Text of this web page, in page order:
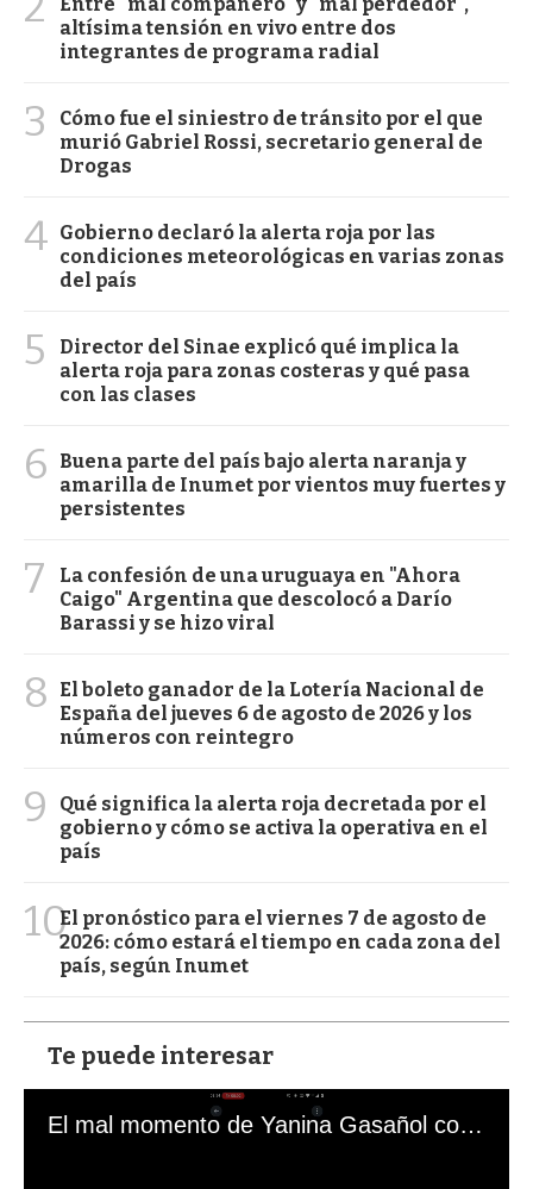
altísima tensión en vivo entre dos
integrantes de programa radial
3
Cómo fue el siniestro de tránsito por el que
murió Gabriel Rossi, secretario general de
Drogas
4 Gobierno declaró la alerta roja por las
condiciones meteorológicas en varias zonas
del país
5
Director del Sinae explicó qué implica la
alerta roja para zonas costeras y qué pasa
con las clases
6
Buena parte del país bajo alerta naranja y
amarilla de Inumet por vientos muy fuertes y
persistentes
7
La confesión de una uruguaya en "Ahora
Caigo" Argentina que descolocó a Darío
Barassi y se hizo viral
8
El boleto ganador de la Lotería Nacional de
España del jueves 6 de agosto de 2026 y los
números con reintegro
9
Qué significa la alerta roja decretada por el
gobierno y cómo se activa la operativa en el
país
10El pronóstico para el viernes 7 de agosto de
2026: cómo estará el tiempo en cada zona del
país, según Inumet
Te puede interesar
El mal momento de Yanina Gasañol con un hincha argentino en "Subrayado"